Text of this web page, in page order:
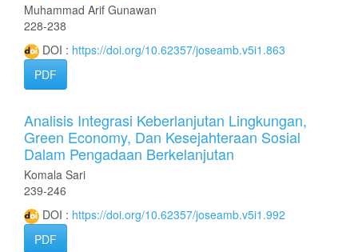
Muhammad Arif Gunawan
228-238
DOI : https://doi.org/10.62357/joseamb.v5i1.863
PDF
Analisis Integrasi Keberlanjutan Lingkungan,
Green Economy, Dan Kesejahteraan Sosial
Dalam Pengadaan Berkelanjutan
Komala Sari
239-246
DOI : https://doi.org/10.62357/joseamb.v5i1.992
PDF